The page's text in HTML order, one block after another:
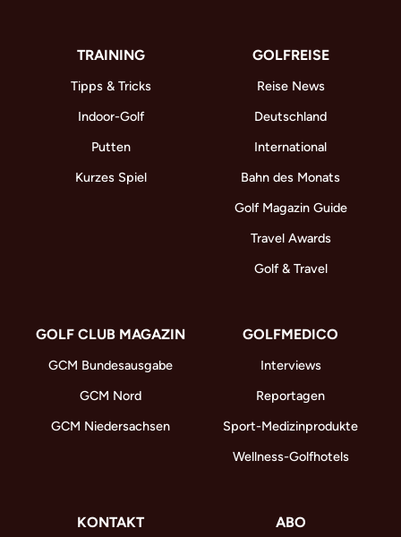
TRAINING
Tipps & Tricks
Indoor-Golf
Putten
Kurzes Spiel
GOLFREISE
Reise News
Deutschland
International
Bahn des Monats
Golf Magazin Guide
Travel Awards
Golf & Travel
GOLF CLUB MAGAZIN
GCM Bundesausgabe
GCM Nord
GCM Niedersachsen
GOLFMEDICO
Interviews
Reportagen
Sport-Medizinprodukte
Wellness-Golfhotels
KONTAKT ABO